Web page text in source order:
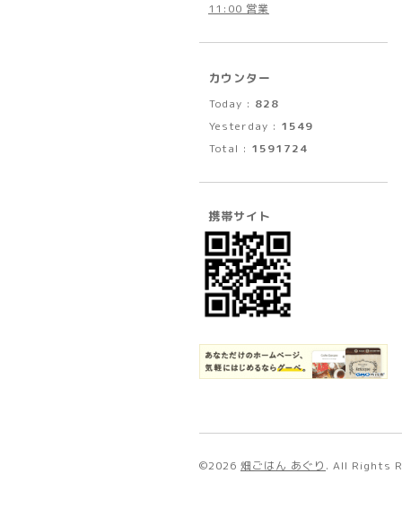
11:00 営業
カウンター
Today : 828
Yesterday : 1549
Total : 1591724
携帯サイト
©2026 畑ごはん あぐり . All Rights